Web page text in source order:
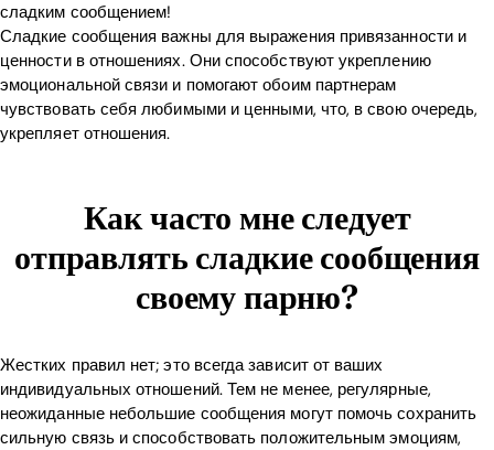
сладким сообщением!
Сладкие сообщения важны для выражения привязанности и
ценности в отношениях. Они способствуют укреплению
эмоциональной связи и помогают обоим партнерам
чувствовать себя любимыми и ценными, что, в свою очередь,
укрепляет отношения.
Как часто мне следует
отправлять сладкие сообщения
своему парню?
Жестких правил нет; это всегда зависит от ваших
индивидуальных отношений. Тем не менее, регулярные,
неожиданные небольшие сообщения могут помочь сохранить
сильную связь и способствовать положительным эмоциям,